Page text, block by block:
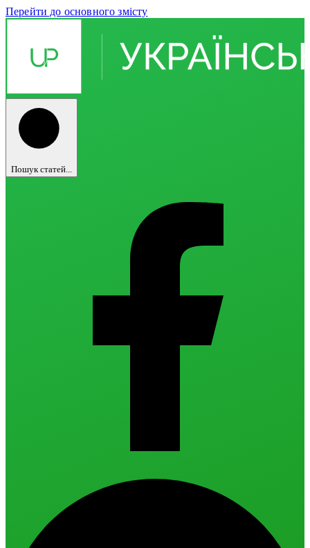
Перейти до основного змісту
Пошук статей...